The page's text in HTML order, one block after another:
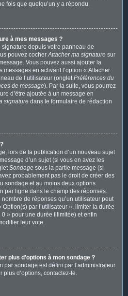
fois que quelqu’un y a répondu.
à mes messages ?
signature depuis votre panneau de
pouvez cocherAttacher ma signature sur
Vous pouvez aussi ajouter la
messages en activant l’option « Attacher
de l’utilisateur (ongletPréférences du
de message). Par la suite, vous pourrez
d’être ajoutée à un message en
signature dans le formulaire de rédaction
lors de la publication d’un nouveau sujet
d’un sujet (si vous en avez les
Sondage sous la partie message (si
probablement pas le droit de créer des
sondage et au moins deux options
par ligne dans le champ des réponses.
de réponses qu’un utilisateur peut
par l’utilisateur », limiter la durée
» pour une durée illimitée) et enfin
leur vote.
plus d’options à mon sondage ?
par sondage est défini par l’administrateur.
plus d’options, contactez-le.